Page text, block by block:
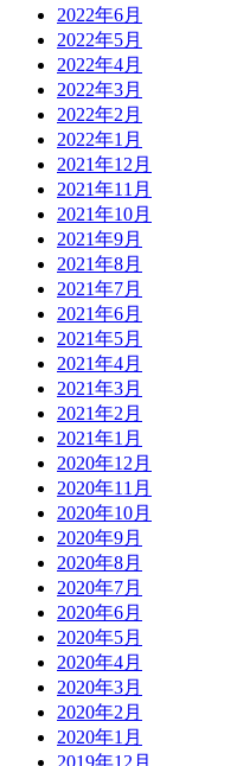
2022年6月
2022年5月
2022年4月
2022年3月
2022年2月
2022年1月
2021年12月
2021年11月
2021年10月
2021年9月
2021年8月
2021年7月
2021年6月
2021年5月
2021年4月
2021年3月
2021年2月
2021年1月
2020年12月
2020年11月
2020年10月
2020年9月
2020年8月
2020年7月
2020年6月
2020年5月
2020年4月
2020年3月
2020年2月
2020年1月